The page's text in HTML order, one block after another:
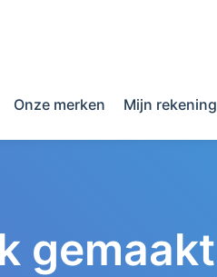
Onze merken Mijn rekening
gemaakt